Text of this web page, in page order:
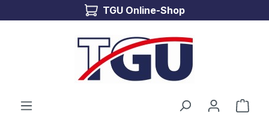
Saltar al contenido principalTGU Online-Shop
El